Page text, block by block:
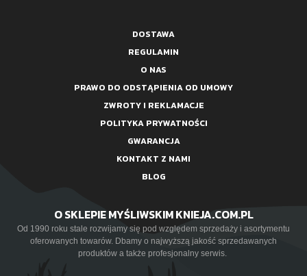
DOSTAWA
REGULAMIN
O NAS
PRAWO DO ODSTĄPIENIA OD UMOWY
ZWROTY I REKLAMACJE
POLITYKA PRYWATNOŚCI
GWARANCJA
KONTAKT Z NAMI
BLOG
O SKLEPIE MYŚLIWSKIM KNIEJA.COM.PL
Od 1990 roku stale rozwijamy się pod względem sprzedaży i asortymentu
oferowanych towarów. Dbamy o najwyższą jakość sprzedawanych
produktów a także profesjonalny serwis.